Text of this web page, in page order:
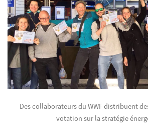
Des collaborateurs du WWF distribuent
votation sur la stratégie